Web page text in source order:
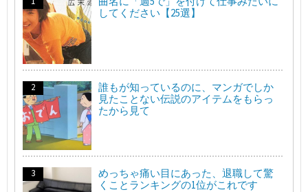
してください【25選】
誰もが知っているのに、マンガでしか
見たことない伝説のアイテムをもらっ
たから見て
めっちゃ痛い目にあった、退職して驚
くことランキングの1位がこれです